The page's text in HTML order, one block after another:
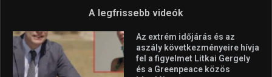
A legfrissebb videók
Az extrém időjárás és az
aszály következményeire hívja
fel a figyelmet Litkai Gergely
és a Greenpeace közös